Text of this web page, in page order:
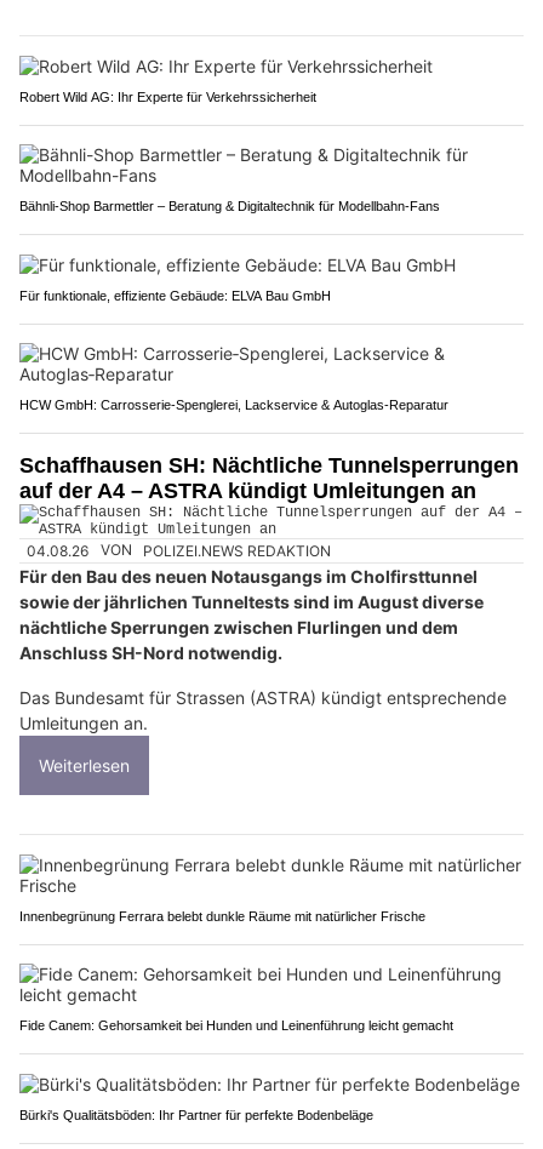
Robert Wild AG: Ihr Experte für Verkehrssicherheit
Bähnli-Shop Barmettler – Beratung & Digitaltechnik für Modellbahn-Fans
Für funktionale, effiziente Gebäude: ELVA Bau GmbH
HCW GmbH: Carrosserie‑Spenglerei, Lackservice & Autoglas‑Reparatur
Schaffhausen SH: Nächtliche Tunnelsperrungen
auf der A4 – ASTRA kündigt Umleitungen an
04.08.26 VON POLIZEI.NEWS REDAKTION
Für den Bau des neuen Notausgangs im Cholfirsttunnel
sowie der jährlichen Tunneltests sind im August diverse
nächtliche Sperrungen zwischen Flurlingen und dem
Anschluss SH-Nord notwendig.
Das Bundesamt für Strassen (ASTRA) kündigt entsprechende
Umleitungen an.
Weiterlesen
Innenbegrünung Ferrara belebt dunkle Räume mit natürlicher Frische
Fide Canem: Gehorsamkeit bei Hunden und Leinenführung leicht gemacht
Bürki's Qualitätsböden: Ihr Partner für perfekte Bodenbeläge